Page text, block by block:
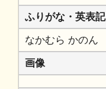
ふりがな・英表記
なかむら かのん
画像